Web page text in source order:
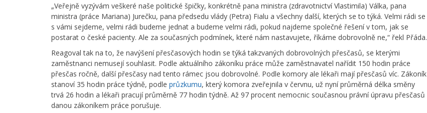
„Veřejně vyzývám veškeré naše politické špičky, konkrétně pana ministra (zdravotnictví Vlastimila) Válka, pana
ministra (práce Mariana) Jurečku, pana předsedu vlády (Petra) Fialu a všechny další, kterých se to týká. Velmi rádi se
s vámi sejdeme, velmi rádi budeme jednat a budeme velmi rádi, pokud najdeme společné řešení v tom, jak se
postarat o české pacienty. Ale za současných podmínek, které nám nastavujete, říkáme dobrovolně ne,“ řekl Přáda.
Reagoval tak na to, že navýšení přesčasových hodin se týká takzvaných dobrovolných přesčasů, se kterými
zaměstnanci nemusejí souhlasit. Podle aktuálního zákoníku práce může zaměstnavatel nařídit 150 hodin práce
přesčas ročně, další přesčasy nad tento rámec jsou dobrovolné. Podle komory ale lékaři mají přesčasů víc. Zákoník
stanoví 35 hodin práce týdně, podle průzkumu, který komora zveřejnila v červnu, už nyní průměrná délka směny
trvá 26 hodin a lékaři pracují průměrně 77 hodin týdně. Až 97 procent nemocnic současnou právní úpravu přesčasů
danou zákoníkem práce porušuje.